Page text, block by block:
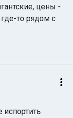
цены -
то рядом с